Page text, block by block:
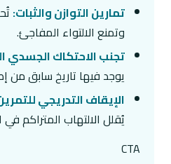
تمارين التوازن والثبات:
وتمنع الالتواء المفاجئ.
تجنب الاحتكاك الجسدي
يوجد فيها تاريخ سابق من
الإيقاف التدريجي
يُقلل الالتهاب المتراكم في
CTA